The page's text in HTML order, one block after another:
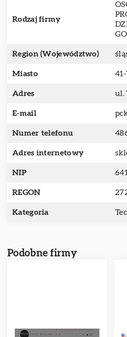
Rodzaj firmy
Region (Województwo)
Miasto
Adres ul.
E-mail
Numer telefonu
Adres internetowy
NIP
REGON
Kategoria
Podobne firmy